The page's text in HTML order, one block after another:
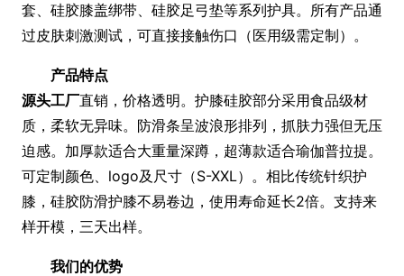
套、硅胶膝盖绑带、硅胶足弓垫等系列护具。所有产品通
过皮肤刺激测试，可直接接触伤口（医用级需定制）。
产品特点
源头工厂直销，价格透明。护膝硅胶部分采用食品级材
质，柔软无异味。防滑条呈波浪形排列，抓肤力强但无压
迫感。加厚款适合大重量深蹲，超薄款适合瑜伽普拉提。
可定制颜色、logo及尺寸（S-XXL）。相比传统针织护
膝，硅胶防滑护膝不易卷边，使用寿命延长2倍。支持来
样开模，三天出样。
我们的优势